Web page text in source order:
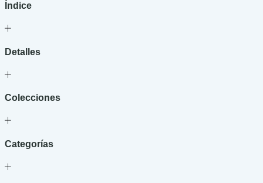
Índice
Detalles
Colecciones
Categorías